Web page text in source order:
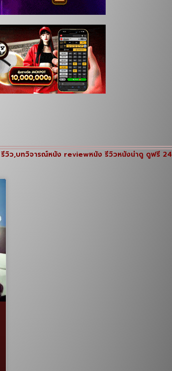
รีวิว,บทวิจารณ์หนัง reviewหนัง รีวิวหนังน่าดู ดูฟรี 24